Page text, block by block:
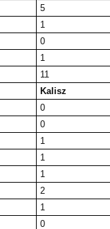
5
1
0
1
11
Kalisz
0
0
1
1
1
2
1
0